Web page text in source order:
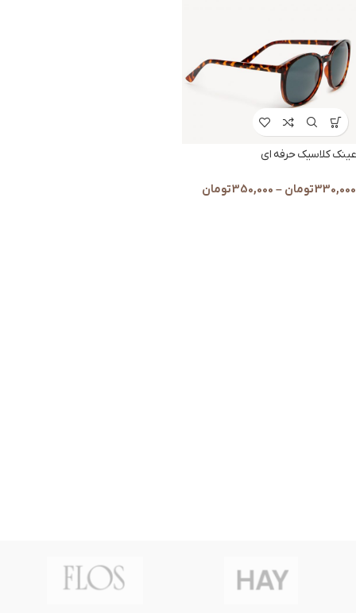
عینک کلاسیک حرفه ای
330,000تومان –
350,000تومان